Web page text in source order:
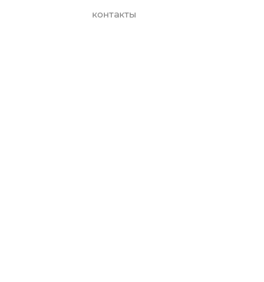
контакты